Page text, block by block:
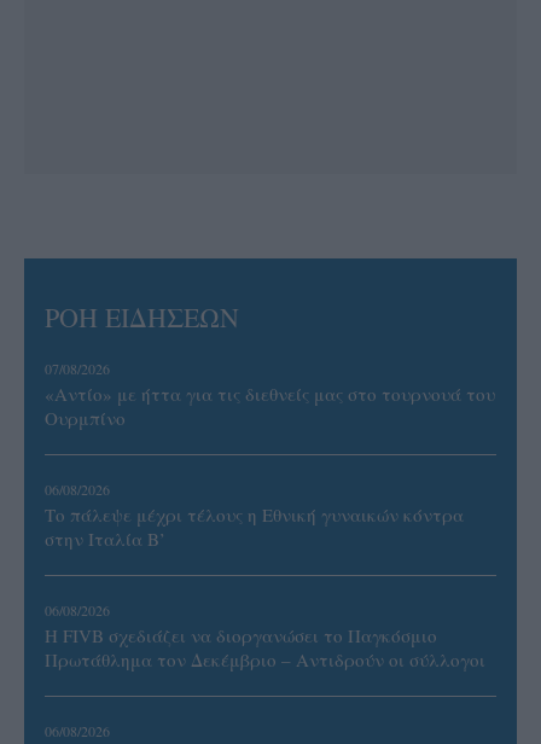
ΡΟΗ ΕΙΔΗΣΕΩΝ
07/08/2026
«Αντίο» με ήττα για τις διεθνείς μας στο τουρνουά του
Ουρμπίνο
06/08/2026
Το πάλεψε μέχρι τέλους η Εθνική γυναικών κόντρα
στην Ιταλία Β’
06/08/2026
Η FIVB σχεδιάζει να διοργανώσει το Παγκόσμιο
Πρωτάθλημα τον Δεκέμβριο – Αντιδρούν οι σύλλογοι
06/08/2026